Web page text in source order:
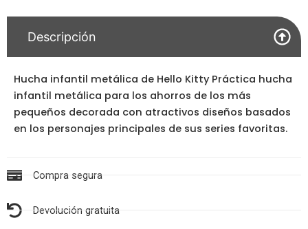
Descripción
Hucha infantil metálica de Hello Kitty Práctica hucha
infantil metálica para los ahorros de los más
pequeños decorada con atractivos diseños basados
en los personajes principales de sus series favoritas.
Compra segura
Devolución gratuita